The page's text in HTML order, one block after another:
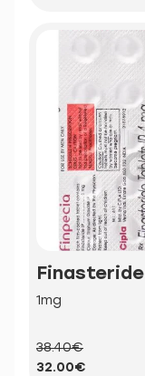
Finasteride
1mg
38.40€
32.00€